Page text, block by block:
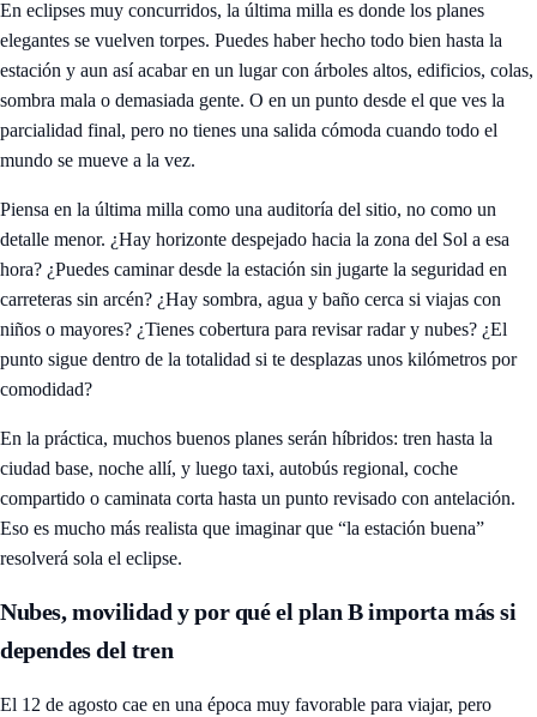
En eclipses muy concurridos, la última milla es donde los planes
elegantes se vuelven torpes. Puedes haber hecho todo bien hasta la
estación y aun así acabar en un lugar con árboles altos, edificios, colas,
sombra mala o demasiada gente. O en un punto desde el que ves la
parcialidad final, pero no tienes una salida cómoda cuando todo el
mundo se mueve a la vez.
Piensa en la última milla como una auditoría del sitio, no como un
detalle menor. ¿Hay horizonte despejado hacia la zona del Sol a esa
hora? ¿Puedes caminar desde la estación sin jugarte la seguridad en
carreteras sin arcén? ¿Hay sombra, agua y baño cerca si viajas con
niños o mayores? ¿Tienes cobertura para revisar radar y nubes? ¿El
punto sigue dentro de la totalidad si te desplazas unos kilómetros por
comodidad?
En la práctica, muchos buenos planes serán híbridos: tren hasta la
ciudad base, noche allí, y luego taxi, autobús regional, coche
compartido o caminata corta hasta un punto revisado con antelación.
Eso es mucho más realista que imaginar que “la estación buena”
resolverá sola el eclipse.
Nubes, movilidad y por qué el plan B importa más si
dependes del tren
El 12 de agosto cae en una época muy favorable para viajar, pero